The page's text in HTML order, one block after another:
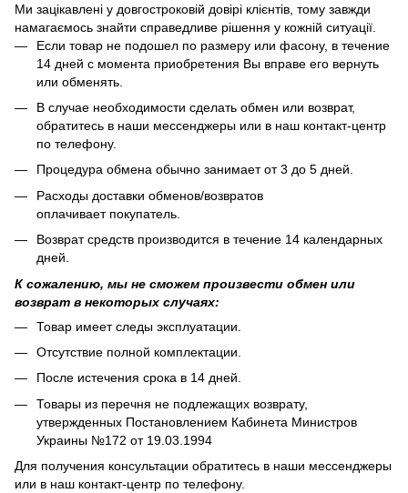
Ми зацікавлені у довгостроковій довірі клієнтів, тому завжди
намагаємось знайти справедливе рішення у кожній ситуації.
Если товар не подошел по размеру или фасону, в течение
14 дней с момента приобретения Вы вправе его вернуть
или обменять.
В случае необходимости сделать обмен или возврат,
обратитесь в наши мессенджеры или в наш контакт-центр
по телефону.
Процедура обмена обычно занимает от 3 до 5 дней.
Расходы доставки обменов/возвратов
оплачивает покупатель.
Возврат средств производится в течение 14 календарных
дней.
К сожалению, мы не сможем произвести обмен или
возврат в некоторых случаях:
Товар имеет следы эксплуатации.
Отсутствие полной комплектации.
После истечения срока в 14 дней.
Товары из перечня не подлежащих возврату,
утвержденных Постановлением Кабинета Министров
Украины №172 от 19.03.1994
Для получения консультации обратитесь в наши мессенджеры
или в наш контакт-центр по телефону.